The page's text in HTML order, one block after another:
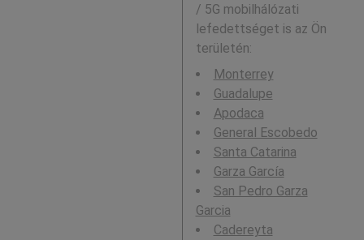
/ 5G mobilhálózati
lefedettséget is az Ön
területén:
Monterrey
Guadalupe
Apodaca
General Escobedo
Santa Catarina
Garza García
San Pedro Garza
Garcia
Cadereyta